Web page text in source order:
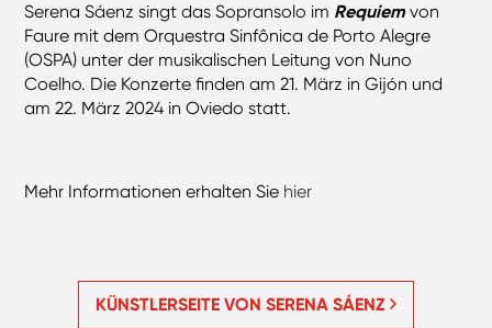
Serena Sáenz singt das Sopransolo im Requiem von
Faure mit dem Orquestra Sinfônica de Porto Alegre
(OSPA) unter der musikalischen Leitung von Nuno
Coelho. Die Konzerte finden am 21. März in Gijón und
am 22. März 2024 in Oviedo statt.
Mehr Informationen erhalten Sie hier
KÜNSTLERSEITE VON SERENA SÁENZ